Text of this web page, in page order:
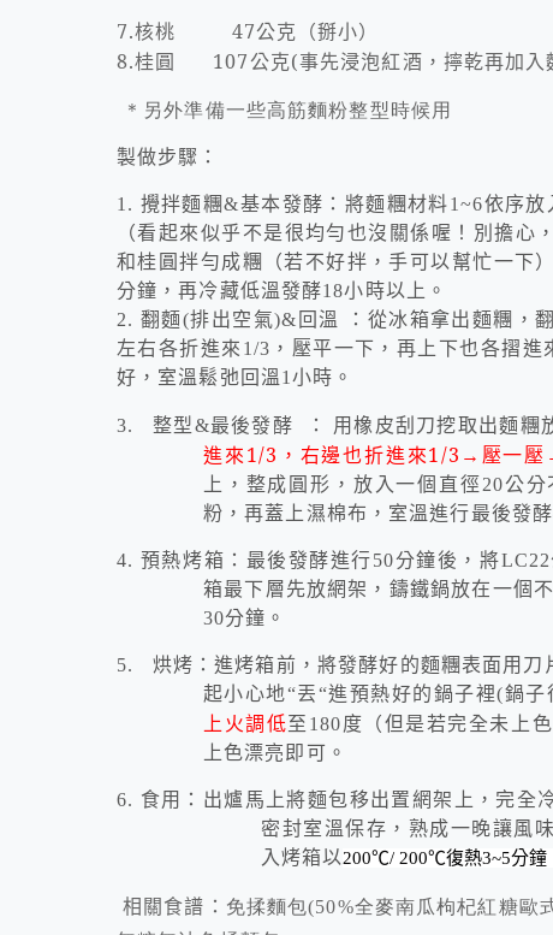
7.核桃 47公克（掰小）
8.桂圓 107公克(事先浸泡紅酒，擰乾再加入
＊另外準備一些高筋麵粉整型時候用
製做步驟：
1. 攪拌麵糰&基本發酵：將麵糰材料1~6依序放
（看起來似乎不是很均勻也沒關係喔！別擔
和桂圓拌勻成糰（若不好拌，手可以幫忙一下
分鐘，再冷藏低溫發酵18小時以上。
2. 翻麵(排出空氣)& 回溫
：從冰箱拿出麵糰，
左右各折進來 1/3 ，壓平一下，再上下也各摺進
好，室溫鬆弛回溫1小時。
3. 整型&最後發酵 ： 用橡皮刮刀挖取出麵糰
進來1/3 ，右邊也折進來1/3 →壓一壓
上，整成圓形，放入一個直徑 20公分
粉，再蓋上濕棉布，室溫進行最後發酵
4. 預熱烤箱：最後發酵進行50分鐘後，將LC22
箱最下層先放網架，鑄鐵鍋放在一個
30分鐘。
5. 烘烤：進烤箱前，將發酵好的麵糰表面用
起小心地“丟“進預熱好的鍋子裡(鍋子
上火調低至 180度（但是若完全未上
上色漂亮即可。
6. 食用：出爐馬上將麵包移出置網架上，完全
密封室溫保存，熟成一晚讓風
入烤箱以200℃/ 200℃復熱3~5分鐘
相關食譜： 免揉麵包(50%全麥南瓜枸杞紅糖歐